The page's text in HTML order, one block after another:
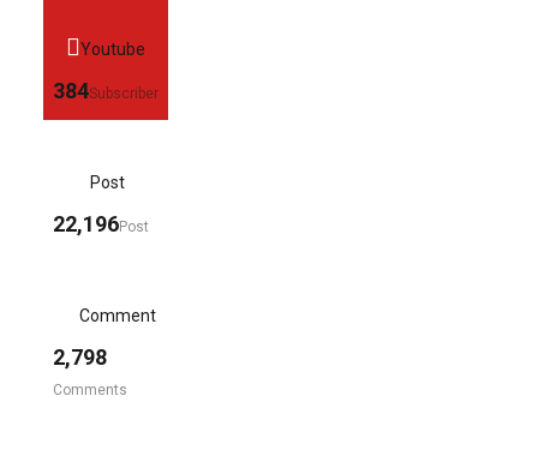
Youtube
384Subscriber
Post
22,196Post
Comment
2,798
Comments